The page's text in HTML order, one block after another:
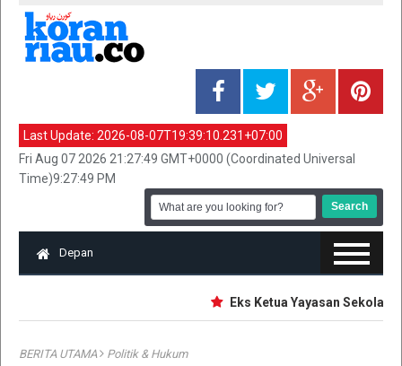
Last Update: 2026-08-07T19:39:10.231+07:00
Fri Aug 07 2026 21:27:49 GMT+0000 (Coordinated Universal
Time)9:27:49 PM
Depan
Eks Ketua Yayasan Sekolah
BERITA UTAMA Politik & Hukum